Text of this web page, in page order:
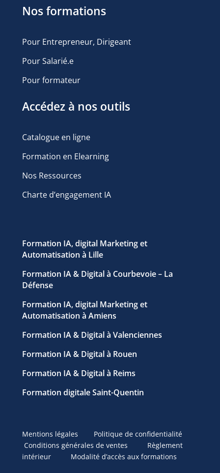
Nos formations
Pour Entrepreneur, Dirigeant
Pour Salarié.e
Pour formateur
Accédez à nos outils
Catalogue en ligne
Formation en Elearning
Nos Ressources
Charte d’engagement IA
Formation IA, digital Marketing et
Automatisation à Lille
Formation IA & Digital à Courbevoie – La
Défense
Formation IA, digital Marketing et
Automatisation à Amiens
Formation IA & Digital à Valenciennes
Formation IA & Digital à Rouen
Formation IA & Digital à Reims
Formation digitale Saint-Quentin
Mentions légales
Politique de confidentialité
Conditions générales de ventes Règlement
intérieur Modalité d’accès aux formations